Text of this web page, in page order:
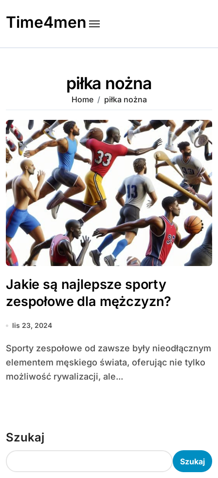
to
content
Time4men
piłka nożna
Home piłka nożna
Jakie są najlepsze sporty
zespołowe dla mężczyzn?
lis 23, 2024
Sporty zespołowe od zawsze były nieodłącznym
elementem męskiego świata, oferując nie tylko
możliwość rywalizacji, ale...
Szukaj
Szukaj